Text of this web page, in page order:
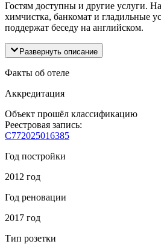
Гостям доступны и другие услуги.
химчистка, банкомат и гладильные
поддержат беседу на английском.
Развернуть описание
Факты об отеле
Аккредитация
Объект прошёл классификацию
Реестровая запись:
С772025016385
Год постройки
2012 год
Год реновации
2017 год
Тип розетки